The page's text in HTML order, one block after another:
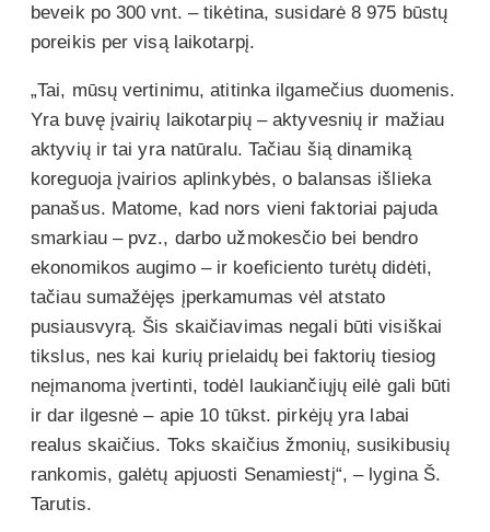
beveik po 300 vnt. – tikėtina, susidarė 8 975 būstų
poreikis per visą laikotarpį.
„Tai, mūsų vertinimu, atitinka ilgamečius duomenis.
Yra buvę įvairių laikotarpių – aktyvesnių ir mažiau
aktyvių ir tai yra natūralu. Tačiau šią dinamiką
koreguoja įvairios aplinkybės, o balansas išlieka
panašus. Matome, kad nors vieni faktoriai pajuda
smarkiau – pvz., darbo užmokesčio bei bendro
ekonomikos augimo – ir koeficiento turėtų didėti,
tačiau sumažėjęs įperkamumas vėl atstato
pusiausvyrą. Šis skaičiavimas negali būti visiškai
tikslus, nes kai kurių prielaidų bei faktorių tiesiog
neįmanoma įvertinti, todėl laukiančiųjų eilė gali būti
ir dar ilgesnė – apie 10 tūkst. pirkėjų yra labai
realus skaičius. Toks skaičius žmonių, susikibusių
rankomis, galėtų apjuosti Senamiestį“, – lygina Š.
Tarutis.